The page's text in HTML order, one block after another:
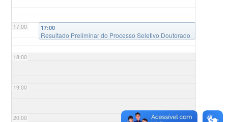
17:00
18:00
19:00
20:00
17:00
Resultado Preliminar do Processo Seletivo Doutorado